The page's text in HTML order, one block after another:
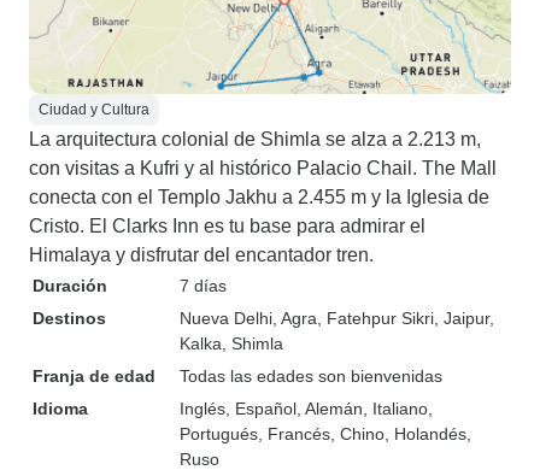
Ciudad y Cultura
La arquitectura colonial de Shimla se alza a 2.213 m,
con visitas a Kufri y al histórico Palacio Chail. The Mall
conecta con el Templo Jakhu a 2.455 m y la Iglesia de
Cristo. El Clarks Inn es tu base para admirar el
Himalaya y disfrutar del encantador tren.
Duración
7 días
Destinos
Nueva Delhi , Agra , Fatehpur Sikri , Jaipur,
Kalka , Shimla
Franja de edad
Todas las edades son bienvenidas
Idioma
Inglés, Español, Alemán, Italiano,
Portugués, Francés, Chino, Holandés,
Ruso